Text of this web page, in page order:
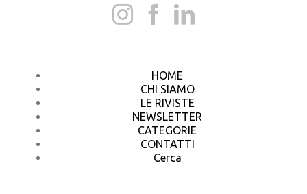
HOME
CHI SIAMO
LE RIVISTE
NEWSLETTER
CATEGORIE
CONTATTI
Cerca